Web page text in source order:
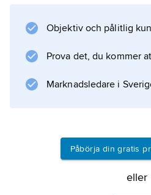
, som speglar
vuxna.
Objektiv och pålitlig
Prova det, du kommer
Marknadsledare i
Påbörja din gratis
eller